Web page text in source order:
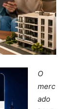
O
merc
ado